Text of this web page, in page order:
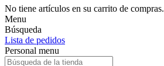
No tiene artículos en su carrito de compras.
Menu
Búsqueda
Lista de pedidos
Personal menu